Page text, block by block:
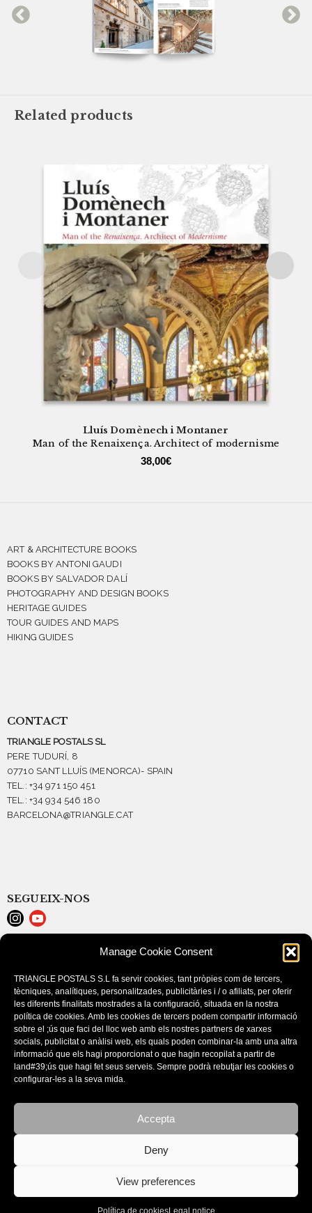
Manage Cookie Consent
TRIANGLE POSTALS S.L fa servir cookies, tant pròpies com de tercers,
tècniques, analítiques, personalitzades, publicitàries i / o afiliats, per oferir
les diferents finalitats mostrades a la configuració, situada en la nostra
política de cookies. Amb les cookies de tercers podem compartir informació
sobre el ;ús que faci del lloc web amb els nostres partners de xarxes
socials, publicitat o anàlisi web, els quals poden combinar-la amb una altra
informació que els hagi proporcionat o que hagin recopilat a partir de
land#39;ús que hagi fet seus serveis. Sempre podrà rebutjar les cookies o
configurar-les a la seva mida.
Accepta
Deny
View preferences
Política de cookiesLegal notice
Related products
Lluís Domènech i Montaner
Man of the Renaixença. Architect of modernisme
38,00€
ART & ARCHITECTURE BOOKS
BOOKS BY ANTONI GAUDI
BOOKS BY SALVADOR DALÍ
PHOTOGRAPHY AND DESIGN BOOKS
HERITAGE GUIDES
TOUR GUIDES AND MAPS
HIKING GUIDES
CONTACT
TRIANGLE POSTALS SL
PERE TUDURÍ, 8
07710 SANT LLUÍS (MENORCA)- SPAIN
TEL.: +34 971 150 451
TEL.: +34 934 546 180
BARCELONA@TRIANGLE.CAT
SEGUEIX-NOS
COOKIE POLICY (EU)
PURCHASE CONDITIONS